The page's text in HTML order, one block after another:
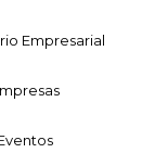
Empresarial